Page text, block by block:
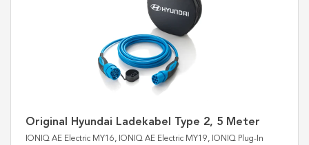
Original Hyundai Ladekabel Type 2, 5 Meter
IONIQ AE Electric MY16, IONIQ AE Electric MY19, IONIQ Plug-In